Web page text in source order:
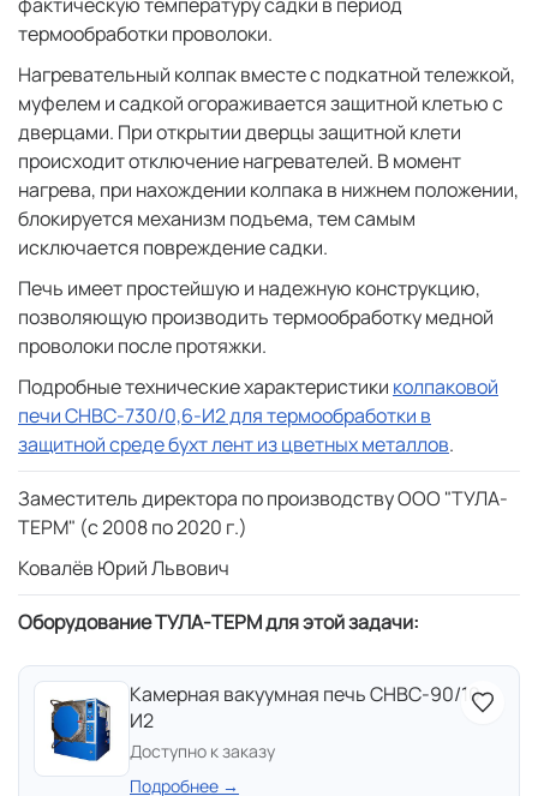
термообработки проволоки.
Нагревательный колпак вместе с подкатной тележкой,
муфелем и садкой огораживается защитной клетью с
дверцами. При открытии дверцы защитной клети
происходит отключение нагревателей. В момент
нагрева, при нахождении колпака в нижнем положении,
блокируется механизм подъема, тем самым
исключается повреждение садки.
Печь имеет простейшую и надежную конструкцию,
позволяющую производить термообработку медной
проволоки после протяжки.
Подробные технические характеристики колпаковой
печи СНВС-730/0,6-И2 для термообработки в
защитной среде бухт лент из цветных металлов.
Заместитель директора по производству ООО "ТУЛА-
ТЕРМ" (с 2008 по 2020 г.)
Ковалёв Юрий Львович
Оборудование ТУЛА-ТЕРМ для этой задачи:
Камерная вакуумная печь СНВС-90/10-
И2
Доступно к заказу
Подробнее →